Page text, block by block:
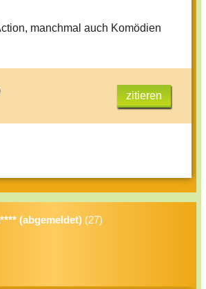
manchmal auch Komödien
zitieren
(abgemeldet) (27)